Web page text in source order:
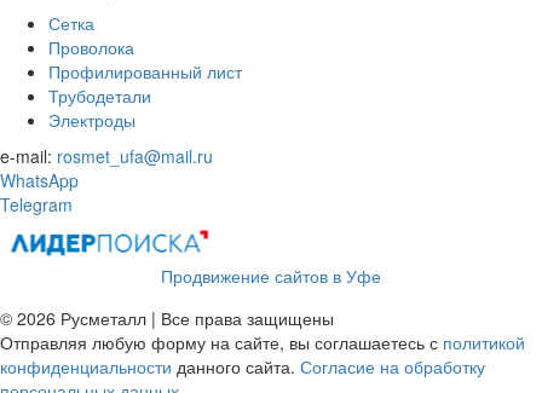
Сетка
Проволока
Профилированный лист
Трубодетали
Электроды
e-mail: rosmet_ufa@mail.ru
WhatsApp
Telegram
Продвижение сайтов в Уфе
© 2026 Русметалл | Все права защищены
Отправляя любую форму на сайте, вы соглашаетесь с политикой
конфиденциальности данного сайта. Согласие на обработку